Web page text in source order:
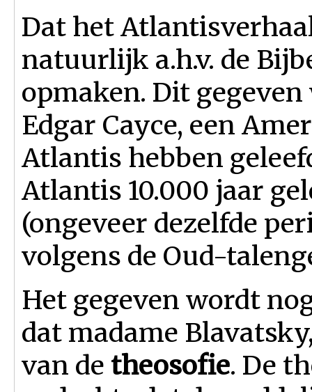
Dat het
natuurlijk a.h.v. de
opmaken. Dit
Edgar Cayce, een
Atlantis hebben
Atlantis 10.000 jaar
(ongeveer dezelfde
volgens de Oud-
Het gegeven wordt
dat madame
van de theosofie. De